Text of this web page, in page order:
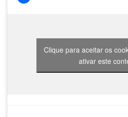
Clique para aceitar os
ativar este